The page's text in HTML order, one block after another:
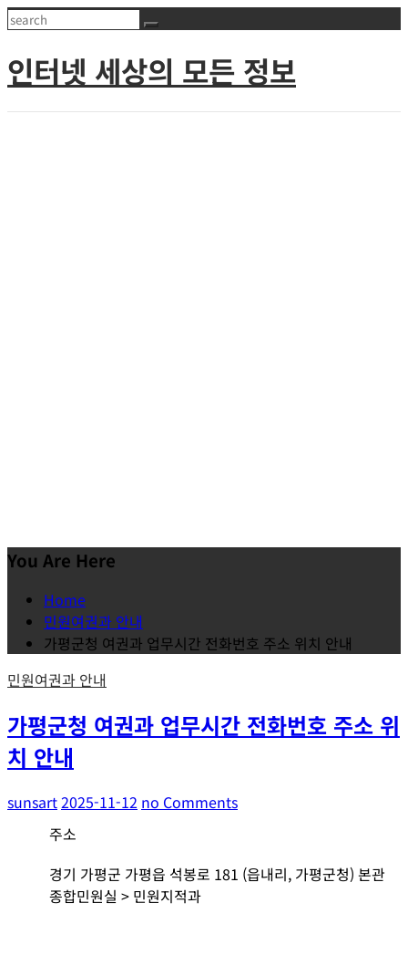
Skip
content
Search
인터넷 세상의 모든 정보
You Are Here
Home
민원여권과 안내
가평군청 여권과 업무시간 전화번호 주소 위치 안내
민원여권과 안내
가평군청 여권과 업무시간 전화번호 주소 위
치 안내
sunsart2025-11-12 no Comments
주소
경기 가평군 가평읍 석봉로 181 (읍내리, 가평군청) 본관
종합민원실 > 민원지적과